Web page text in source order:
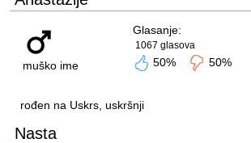
muško ime
Glasanje:
1067 glasova
50% 50%
rođen na Uskrs, uskršnji
Nasta